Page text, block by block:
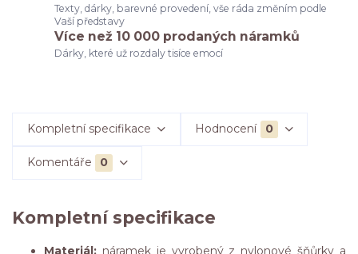
Texty, dárky, barevné provedení, vše ráda změním podle
Vaší představy
Více než 10 000 prodaných náramků
Dárky, které už rozdaly tisíce emocí
Kompletní specifikace Hodnocení 0
Komentáře 0
Kompletní specifikace
Materiál: náramek je vyrobený z nylonové šňůrky a